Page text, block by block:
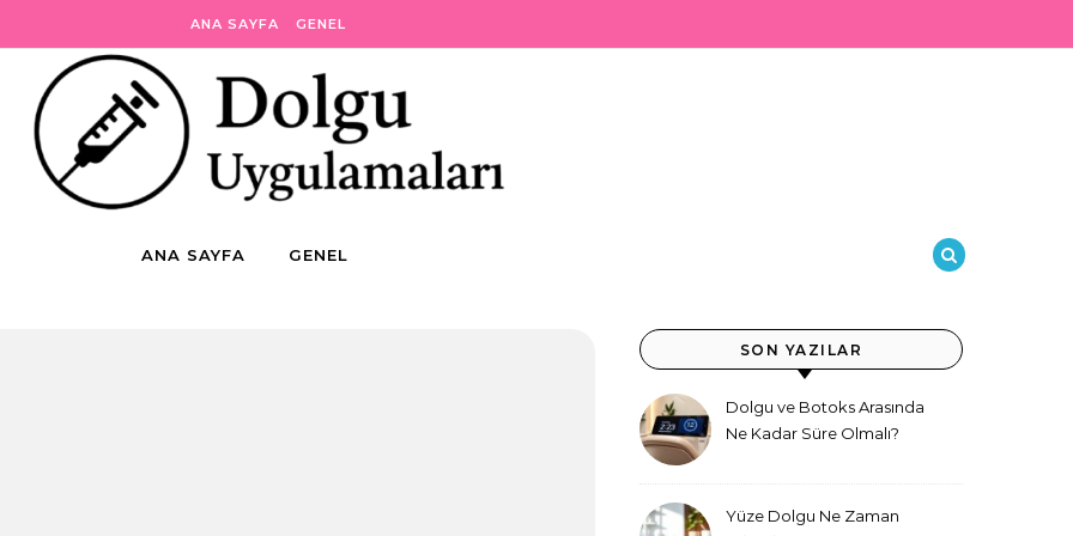
ANA SAYFA GENEL
ANA SAYFA GENEL
SON YAZILAR
Dolgu ve Botoks Arasında
Ne Kadar Süre Olmalı?
Yüze Dolgu Ne Zaman